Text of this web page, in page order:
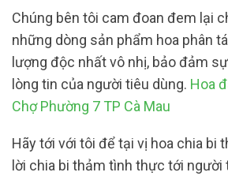
Chúng bên tôi cam đoan đem lại
những dòng sản phẩm hoa phân
lượng độc nhất vô nhị, bảo đảm
lòng tin của người tiêu dùng. Hoa
Chợ Phường 7 TP Cà Mau
Hãy tới với tôi để tại vị hoa chia bi
lời chia bi thảm tình thực tới người